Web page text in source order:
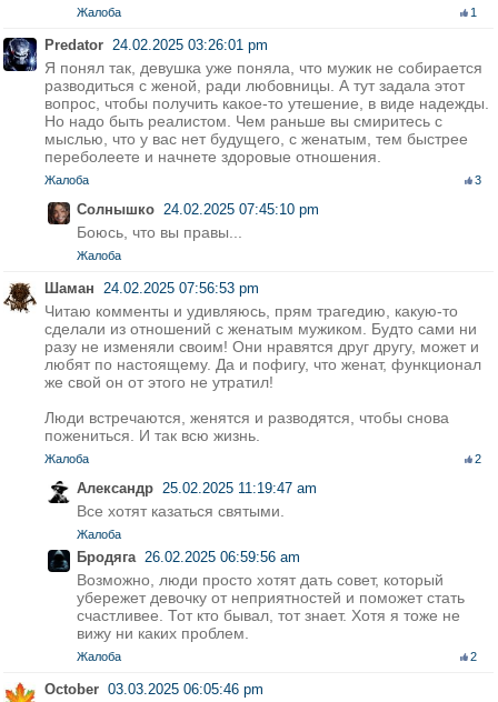
Жалоба 1
Predator 24.02.2025 03:26:01 pm
Я понял так, девушка уже поняла, что мужик не собирается
разводиться с женой, ради любовницы. А тут задала этот
вопрос, чтобы получить какое-то утешение, в виде надежды.
Но надо быть реалистом. Чем раньше вы смиритесь с
мыслью, что у вас нет будущего, с женатым, тем быстрее
переболеете и начнете здоровые отношения.
Жалоба 3
Солнышко 24.02.2025 07:45:10 pm
Боюсь, что вы правы...
Жалоба
Шаман 24.02.2025 07:56:53 pm
Читаю комменты и удивляюсь, прям трагедию, какую-то
сделали из отношений с женатым мужиком. Будто сами ни
разу не изменяли своим! Они нравятся друг другу, может и
любят по настоящему. Да и пофигу, что женат, функционал
же свой он от этого не утратил!
Люди встречаются, женятся и разводятся, чтобы снова
пожениться. И так всю жизнь.
Жалоба 2
Александр 25.02.2025 11:19:47 am
Все хотят казаться святыми.
Жалоба
Бродяга 26.02.2025 06:59:56 am
Возможно, люди просто хотят дать совет, который
убережет девочку от неприятностей и поможет стать
счастливее. Тот кто бывал, тот знает. Хотя я тоже не
вижу ни каких проблем.
Жалоба 2
October 03.03.2025 06:05:46 pm